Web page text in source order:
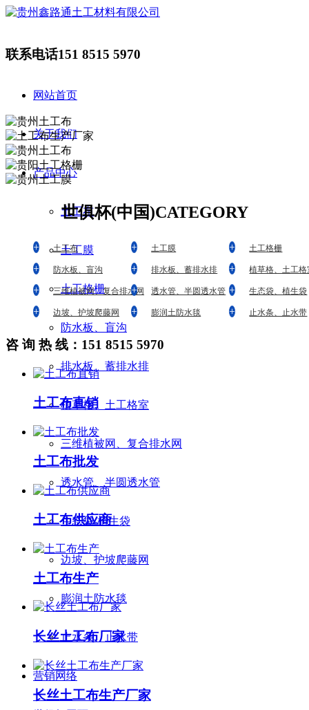
联系电话151 8515 5970
网站首页
关于我们
产品中心
土工布
土工膜
土工格栅
防水板、盲沟
排水板、蓄排水排
植草格、土工格室
三维植被网、复合排水网
透水管、半圆透水管
生态袋-植生袋
边坡、护坡爬藤网
膨润土防水毯
止水条、止水带
营销网络
世俱杯(中国)CATEGORY
土工布 土工膜 土工格栅
防水板、盲沟 排水板、蓄排水排 植草格、土工格
三维植被网、复合排水网 透水管、半圆透水管 生态袋、植生袋
边坡、护坡爬藤网 膨润土防水毯 止水条、止水带
咨 询 热 线： 151 8515 5970
土工布直销
土工布批发
土工布供应商
土工布生产
长丝土工布厂家
长丝土工布生产厂家